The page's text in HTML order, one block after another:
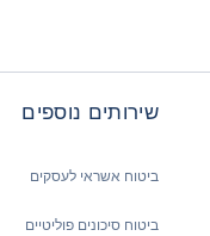
שירותים נוספים
ביטוח אשראי לעסקים
ביטוח סיכונים פוליטיים